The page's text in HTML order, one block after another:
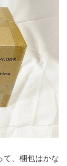
て、梱包はかな